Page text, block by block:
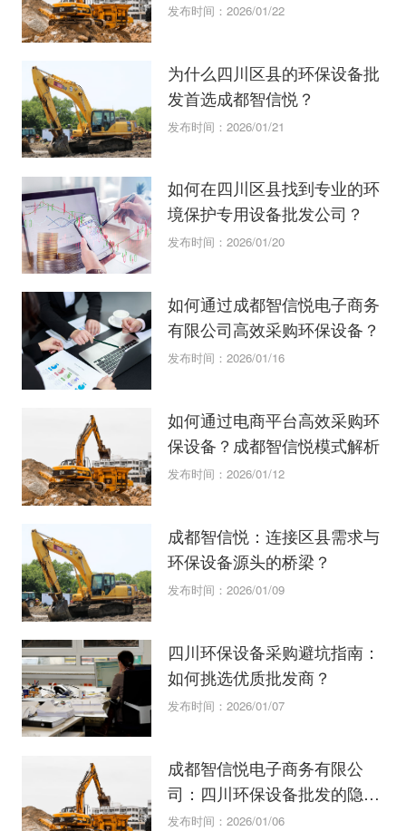
发布时间：2026/01/22
为什么四川区县的环保设备批
发首选成都智信悦？
发布时间：2026/01/21
如何在四川区县找到专业的环
境保护专用设备批发公司？
发布时间：2026/01/20
如何通过成都智信悦电子商务
有限公司高效采购环保设备？
发布时间：2026/01/16
如何通过电商平台高效采购环
保设备？成都智信悦模式解析
发布时间：2026/01/12
成都智信悦：连接区县需求与
环保设备源头的桥梁？
发布时间：2026/01/09
四川环保设备采购避坑指南：
如何挑选优质批发商？
发布时间：2026/01/07
成都智信悦电子商务有限公
司：四川环保设备批发的隐形
冠军？
发布时间：2026/01/06